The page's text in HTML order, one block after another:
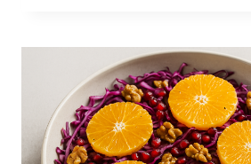
FEM
NEMME
VARIATIONER